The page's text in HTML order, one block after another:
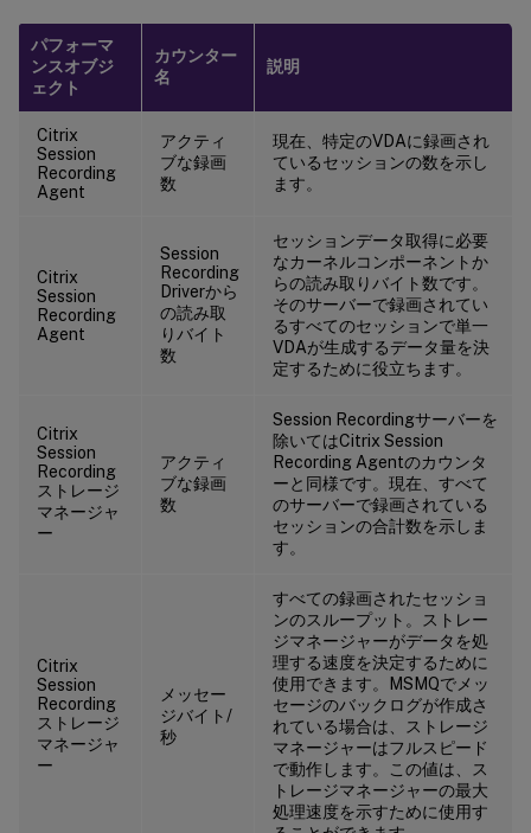
パフォーマ
ンスオブジ
ェクト
カウンター
名
説明
Citrix
Session
Recording
Agent
アクティ
ブな録画
数
現在、特定のVDAに録画され
ているセッションの数を示し
ます。
Citrix
Session
Recording
Agent
Session
Recording
Driverから
の読み取
りバイト
数
セッションデータ取得に必要
なカーネルコンポーネントか
らの読み取りバイト数です。
そのサーバーで録画されてい
るすべてのセッションで単一
VDAが生成するデータ量を決
定するために役立ちます。
Citrix
Session
Recording
ストレージ
マネージャ
ー
アクティ
ブな録画
数
Session Recordingサーバーを
除いてはCitrix Session
Recording Agentのカウンタ
ーと同様です。現在、すべて
のサーバーで録画されている
セッションの合計数を示しま
す。
Citrix
Session
Recording
ストレージ
マネージャ
ー
メッセー
ジバイト/
秒
すべての録画されたセッショ
ンのスループット。ストレー
ジマネージャーがデータを処
理する速度を決定するために
使用できます。MSMQでメッ
セージのバックログが作成さ
れている場合は、ストレージ
マネージャーはフルスピード
で動作します。この値は、ス
トレージマネージャーの最大
処理速度を示すために使用す